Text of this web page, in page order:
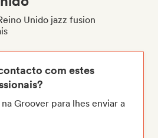
Unido jazz fusion
com estes
Groover para lhes enviar a